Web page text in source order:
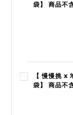
袋】 商品不
【 慢慢挑 x
袋】 商品不